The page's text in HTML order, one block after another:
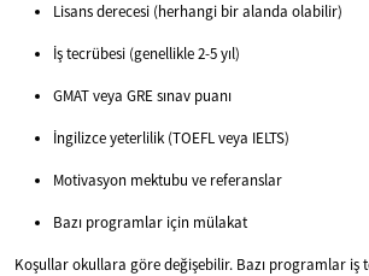
Lisans derecesi (herhangi bir alanda olabilir)
İş tecrübesi (genellikle 2-5 yıl)
GMAT veya GRE sınav puanı
İngilizce yeterlilik (TOEFL veya IELTS)
Motivasyon mektubu ve referanslar
Bazı programlar için mülakat
Koşullar okullara göre değişebilir. Bazı programlar iş